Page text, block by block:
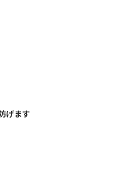
げます